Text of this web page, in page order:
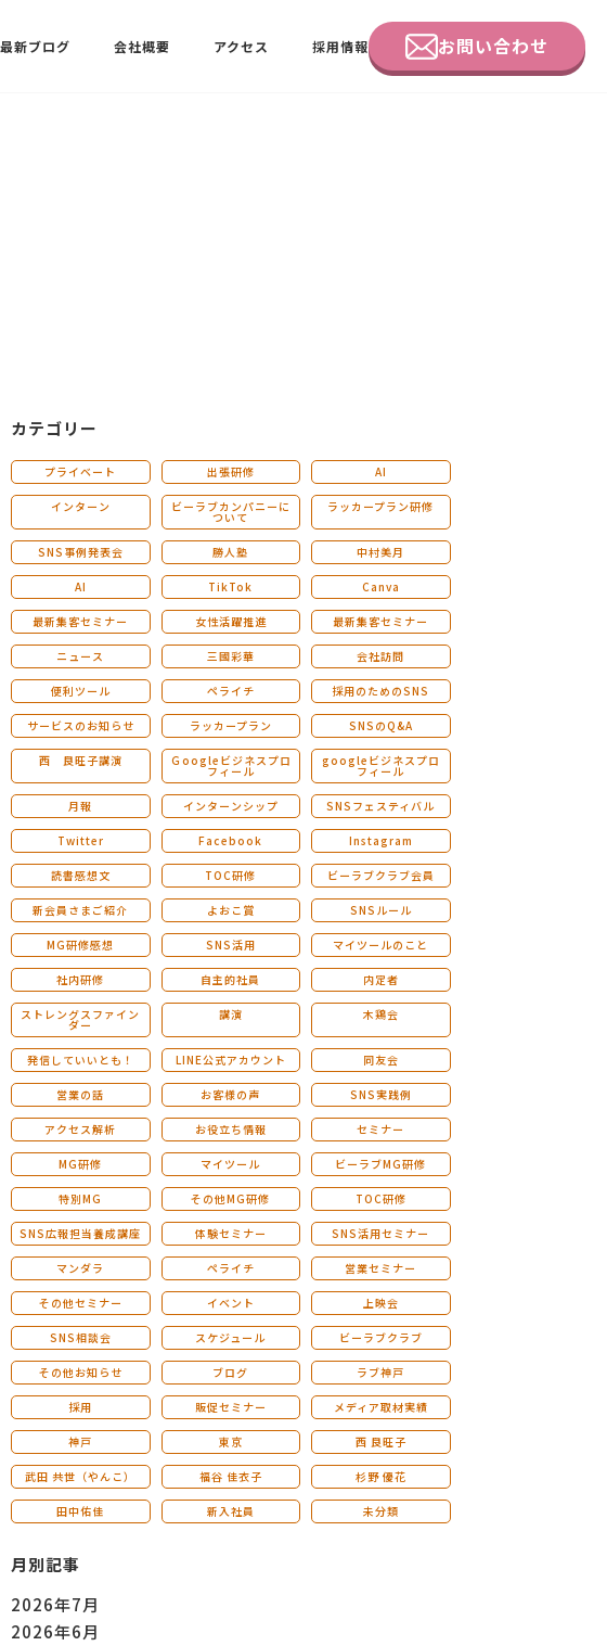
ストレングスファインダー研修
最新ブログ 会社概要 アクセス 採用情報 お問い合わせ
カテゴリー
プライベート 出張研修 AI
インターン ビーラブカンパニーに
ついて
ラッカープラン研修
SNS事例発表会 勝人塾 中村美月
AI TikTok Canva
最新集客セミナー 女性活躍推進 最新集客セミナー
ニュース 三國彩華 会社訪問
便利ツール ペライチ 採用のためのSNS
サービスのお知らせ ラッカープラン SNSのQ&A
西 良旺子講演 Ｇoogleビジネスプロ
フィール
googleビジネスプロ
フィール
月報 インターンシップ SNSフェスティバル
Twitter Facebook Instagram
読書感想文 TOC研修 ビーラブクラブ会員
新会員さまご紹介 よおこ賞 SNSルール
MG研修感想 SNS活用 マイツールのこと
社内研修 自主的社員 内定者
ストレングスファイン
ダー
講演 木鶏会
発信していいとも！ LINE公式アカウント 同友会
営業の話 お客様の声 SNS実践例
アクセス解析 お役立ち情報 セミナー
MG研修 マイツール ビーラブMG研修
特別MG その他MG研修 TOC研修
SNS広報担当養成講座 体験セミナー SNS活用セミナー
マンダラ ペライチ 営業セミナー
その他セミナー イベント 上映会
SNS相談会 スケジュール ビーラブクラブ
その他お知らせ ブログ ラブ神戸
採用 販促セミナー メディア取材実績
神戸 東京 西 良旺子
武田 共世（やんこ） 福谷 佳衣子 杉野 優花
田中佑佳 新入社員 未分類
月別記事
2026年7月
2026年6月